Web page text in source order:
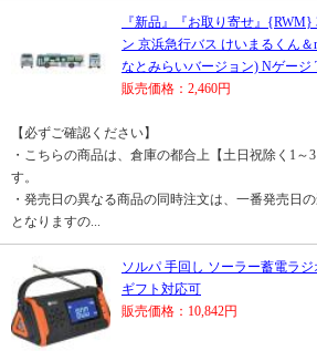
『新品』『お取り寄せ』{RWM}
ン 京浜急行バス けいまるくん
なとみらいバージョン) Nゲージ
販売価格：2,460円
【必ずご確認ください】
・こちらの商品は、倉庫の都合上【土日祝除く1～
す。
・発売日の異なる商品の同時注文は、一番発売日
となりますの...
ソルパ 手回し ソーラー蓄電ラ
ギフト対応可
販売価格：10,842円